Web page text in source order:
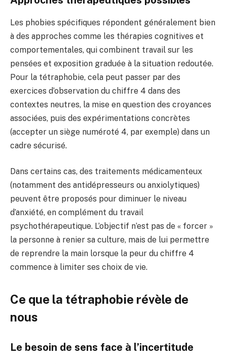
Les phobies spécifiques répondent généralement bien
à des approches comme les thérapies cognitives et
comportementales, qui combinent travail sur les
pensées et exposition graduée à la situation redoutée.
Pour la tétraphobie, cela peut passer par des
exercices d’observation du chiffre 4 dans des
contextes neutres, la mise en question des croyances
associées, puis des expérimentations concrètes
(accepter un siège numéroté 4, par exemple) dans un
cadre sécurisé.
Dans certains cas, des traitements médicamenteux
(notamment des antidépresseurs ou anxiolytiques)
peuvent être proposés pour diminuer le niveau
d’anxiété, en complément du travail
psychothérapeutique. L’objectif n’est pas de « forcer »
la personne à renier sa culture, mais de lui permettre
de reprendre la main lorsque la peur du chiffre 4
commence à limiter ses choix de vie.
Ce que la tétraphobie révèle de
nous
Le besoin de sens face à l’incertitude